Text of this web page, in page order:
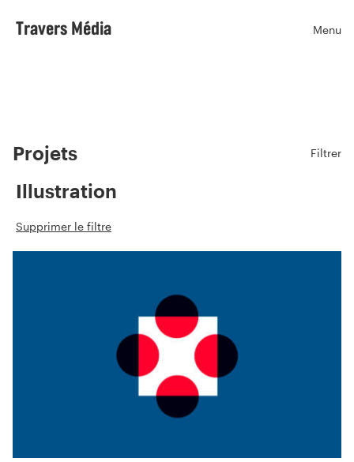
Travers Média Menu
Projets Filtrer
Illustration
Supprimer le filtre